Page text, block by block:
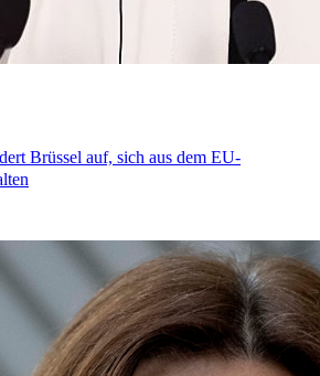
Brüssel auf, sich aus dem EU-